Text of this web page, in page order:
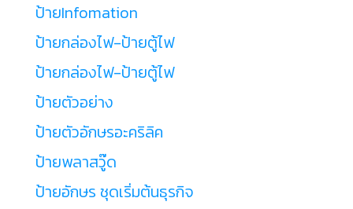
ป้ายInfomation
ป้ายกล่องไฟ-ป้ายตู้ไฟ
ป้ายกล่องไฟ-ป้ายตู้ไฟ
ป้ายตัวอย่าง
ป้ายตัวอักษรอะคริลิค
ป้ายพลาสวู๊ด
ป้ายอักษร ชุดเริ่มต้นธุรกิจ